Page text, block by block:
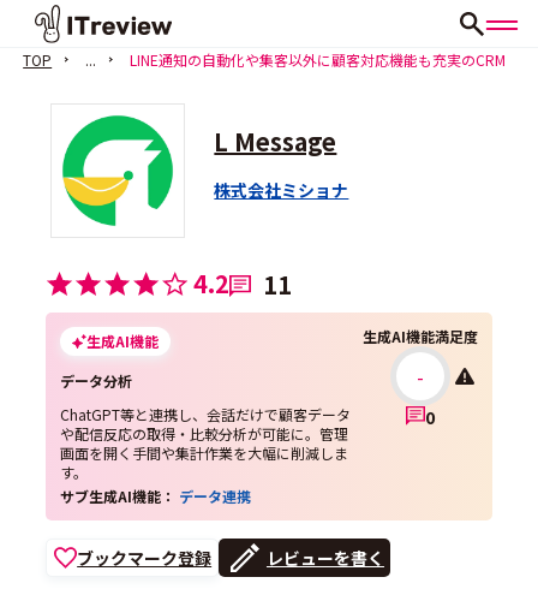
TOP ... LINE通知の自動化や集客以外に顧客対応機能も充実のCRM
L Message
株式会社ミショナ
4.2 11
生成AI機能
データ分析
ChatGPT等と連携し、会話だけで顧客データ
や配信反応の取得・比較分析が可能に。管理
画面を開く手間や集計作業を大幅に削減しま
す。
生成AI機能満足度
-
0
サブ生成AI機能： データ連携
ブックマーク登録 レビューを書く